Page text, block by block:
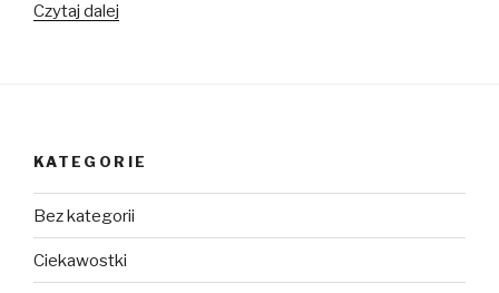
Czytaj dalej
KATEGORIE
Bez kategorii
Ciekawostki